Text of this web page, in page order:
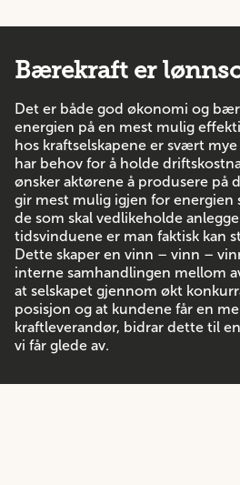
Bærekraft er
Det er både god økonomi og
energien på en mest mulig
hos kraftselskapene er svært
har behov for å holde
ønsker aktørene å produsere på
gir mest mulig igjen for energien
de som skal vedlikeholde
tidsvinduene er man faktisk kan
Dette skaper en vinn – vinn –
interne samhandlingen mellom
at selskapet gjennom økt
posisjon og at kundene får en
kraftleverandør, bidrar dette til
vi får glede av.